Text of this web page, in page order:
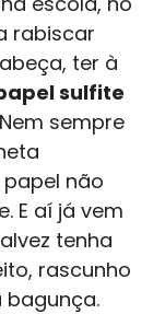
rabiscar
ter à
sulfite
sempre
não
E aí já vem
tenha
rascunho
bagunça.